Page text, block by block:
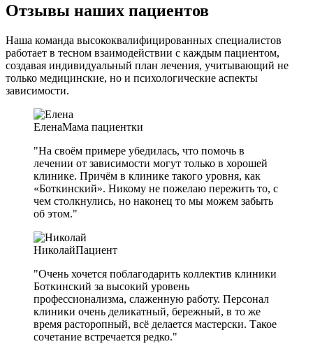
Отзывы наших пациентов
Наша команда высококвалифицированных специалистов
работает в тесном взаимодействии с каждым пациентом,
создавая индивидуальный план лечения, учитывающий не
только медицинские, но и психологические аспекты
зависимости.
ЕленаМама пациентки
"На своём примере убедилась, что помочь в
лечении от зависимости могут только в хорошей
клинике. Причём в клинике такого уровня, как
«Боткинский». Никому не пожелаю пережить то, с
чем столкнулись, но наконец то мы можем забыть
об этом."
НиколайПациент
"Очень хочется поблагодарить коллектив клиники
Боткинский за высокий уровень
профессионализма, слаженную работу. Персонал
клиники очень деликатный, бережный, в то же
время расторопный, всё делается мастерски. Такое
сочетание встречается редко."